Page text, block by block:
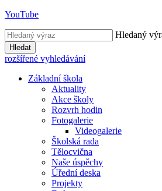
YouTube
Hledaný
Hledat
rozšířené vyhledávání
Základní škola
Aktuality
Akce školy
Rozvrh hodin
Fotogalerie
Videogalerie
Školská rada
Tělocvična
Naše úspěchy
Úřední deska
Projekty